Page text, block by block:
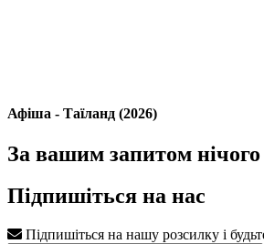
Афіша - Таїланд (2026)
За вашим запитом нічого
Підпишіться на нас
Підпишіться на нашу розсилку і